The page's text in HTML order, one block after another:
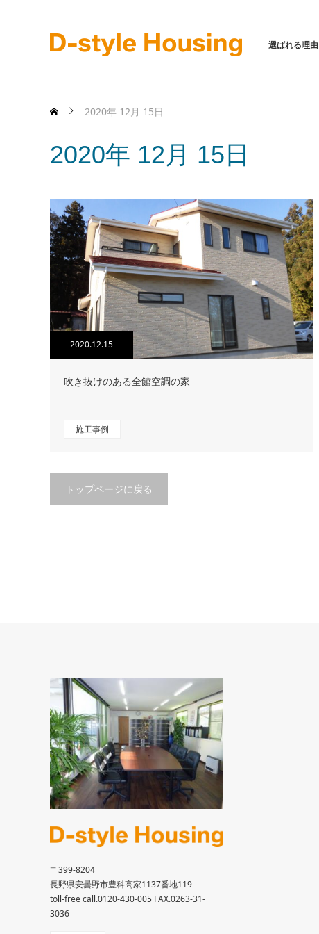
選ばれる理由
2020年 12月 15日
2020年 12月 15日
2020.12.15
吹き抜けのある全館空調の家
施工事例
トップページに戻る
〒399-8204
長野県安曇野市豊科高家1137番地119
toll-free call.0120-430-005 FAX.0263-31-
3036